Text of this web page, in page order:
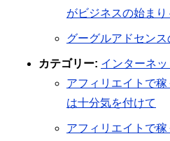
がビジネスの始まり
グーグルアドセンス
カテゴリー: インターネ
アフィリエイトで
は十分気を付けて
アフィリエイトで